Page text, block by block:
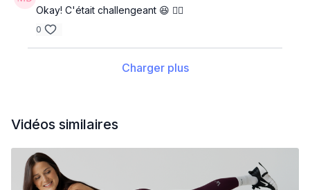
Okay! C'était challengeant 😆 👌🏼
0
Charger plus
Vidéos similaires